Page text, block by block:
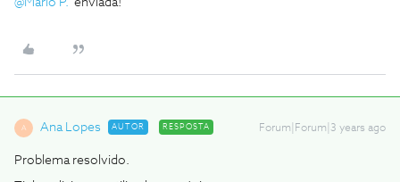
@Mário P. enviada!
A Ana Lopes AUTOR RESPOSTA Forum|Forum|3 years ago
Problema resolvido.